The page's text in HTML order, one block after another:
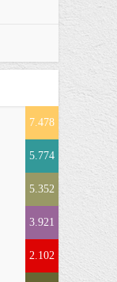
7.478
5.774
5.352
3.921
2.102